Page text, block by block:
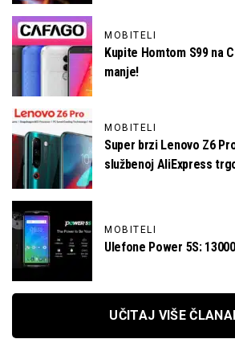
MOBITELI
Kupite Homtom S99 na
manje!
MOBITELI
Super brzi Lenovo Z6
službenoj AliExpress
MOBITELI
Ulefone Power 5S:
UČITAJ VIŠE